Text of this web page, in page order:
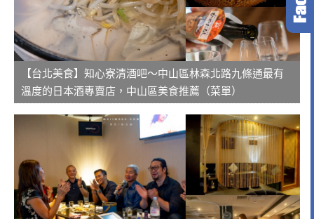
【台北美食】知心寮清酒吧～中山區林森北路九條通最有
溫度的日本酒專賣店，中山區美食推薦（菜單）